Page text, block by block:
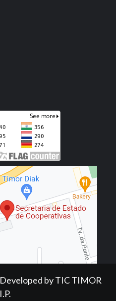
Developed by TIC TIMOR
I.P.